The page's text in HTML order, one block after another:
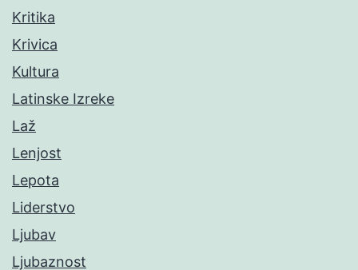
Kritika
Krivica
Kultura
Latinske Izreke
Laž
Lenjost
Lepota
Liderstvo
Ljubav
Ljubaznost